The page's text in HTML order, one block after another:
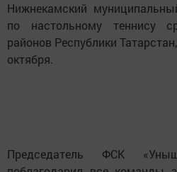
Нижнекамский
по настольному теннису
районов Республики
октября.
Председатель ФСК